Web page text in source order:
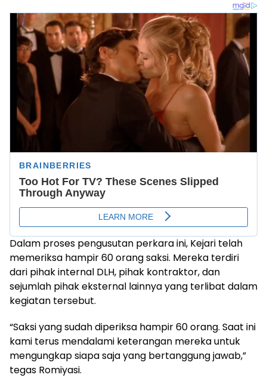
Dalam proses pengusutan perkara ini, Kejari telah
memeriksa hampir 60 orang saksi. Mereka terdiri
dari pihak internal DLH, pihak kontraktor, dan
sejumlah pihak eksternal lainnya yang terlibat dalam
kegiatan tersebut.
“Saksi yang sudah diperiksa hampir 60 orang. Saat ini
kami terus mendalami keterangan mereka untuk
mengungkap siapa saja yang bertanggung jawab,”
tegas Romiyasi.